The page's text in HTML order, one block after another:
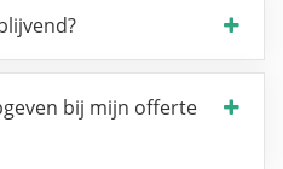
bij mijn offerte